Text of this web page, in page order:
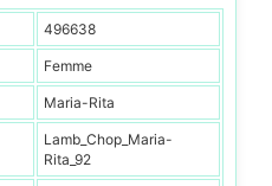
496638
Femme
Maria-Rita
Lamb_Chop_Maria-
Rita_92